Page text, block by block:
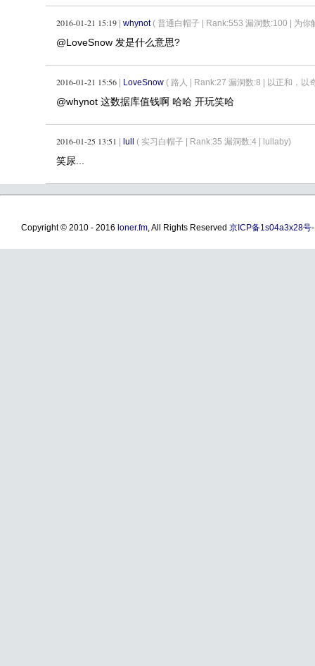
2016-01-21 15:19 whynot ( 普通白帽子 | Rank:553 漏洞数:100 | 为你
@LoveSnow 发是什么意思?
2016-01-21 15:56 LoveSnow ( 路人 | Rank:27 漏洞数:8 | 以正和，以
@whynot 这数据库值钱啊 哈哈 开玩笑哈
2016-01-25 13:51 lull ( 实习白帽子 | Rank:35 漏洞数:4 | lullaby)
笑尿...
Copyright © 2010 - 2016 loner.fm, All Rights Reserved 京ICP备1s04a3x28号